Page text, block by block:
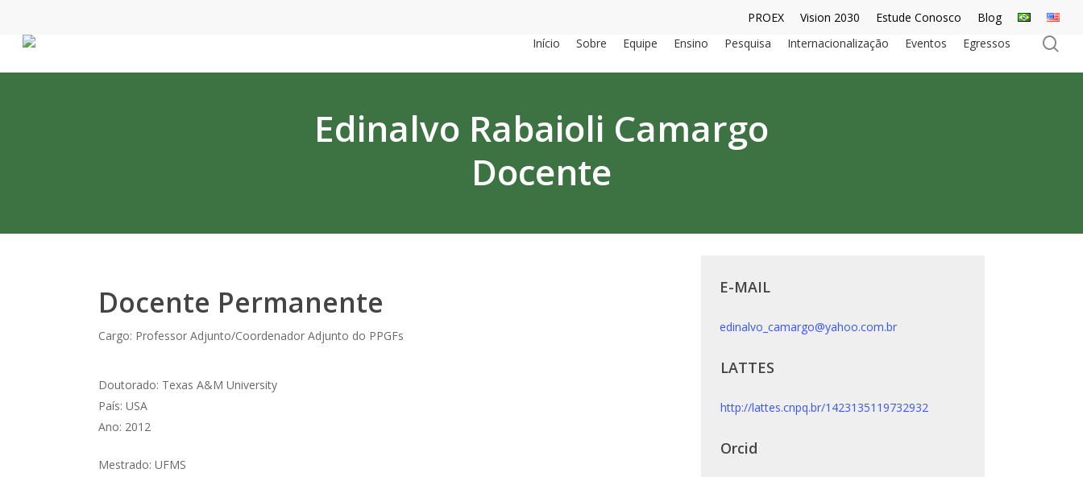
main
content
PROEX Vision 2030 Estude Conosco
Blog
Início
Sobre Equipe Ensino Pesquisa Internacionalização Eventos Egressos
Edinalvo Rabaioli Camargo
Docente
Docente Permanente
Cargo: Professor Adjunto/Coordenador Adjunto do PPGFs
Doutorado: Texas A&M University
País: USA
Ano: 2012
Mestrado: UFMS
E-MAIL
edinalvo_camargo@yahoo.com.br
LATTES
http://lattes.cnpq.br/1423135119732932
Orcid